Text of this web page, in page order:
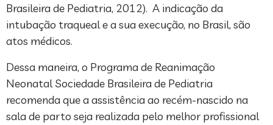
Brasileira de Pediatria, 2012). A indicação da
intubação traqueal e a sua execução, no Brasil, são
atos médicos.
Dessa maneira, o Programa de Reanimação
Neonatal Sociedade Brasileira de Pediatria
recomenda que a assistência ao recém-nascido na
sala de parto seja realizada pelo melhor profissional